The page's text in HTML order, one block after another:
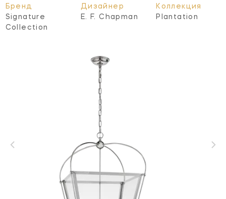
Бренд
Signature
Collection
Дизайнер
E. F. Chapman
Коллекция
Plantation